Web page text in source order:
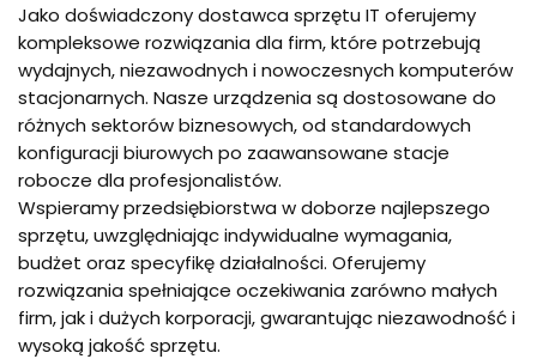
Jako doświadczony dostawca sprzętu IT oferujemy
kompleksowe rozwiązania dla firm, które potrzebują
wydajnych, niezawodnych i nowoczesnych komputerów
stacjonarnych. Nasze urządzenia są dostosowane do
różnych sektorów biznesowych, od standardowych
konfiguracji biurowych po zaawansowane stacje
robocze dla profesjonalistów.
Wspieramy przedsiębiorstwa w doborze najlepszego
sprzętu, uwzględniając indywidualne wymagania,
budżet oraz specyfikę działalności. Oferujemy
rozwiązania spełniające oczekiwania zarówno małych
firm, jak i dużych korporacji, gwarantując niezawodność i
wysoką jakość sprzętu.